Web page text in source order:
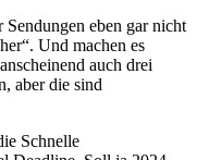
eben gar nicht
Und machen es
auch drei
aber die sind
Schnelle